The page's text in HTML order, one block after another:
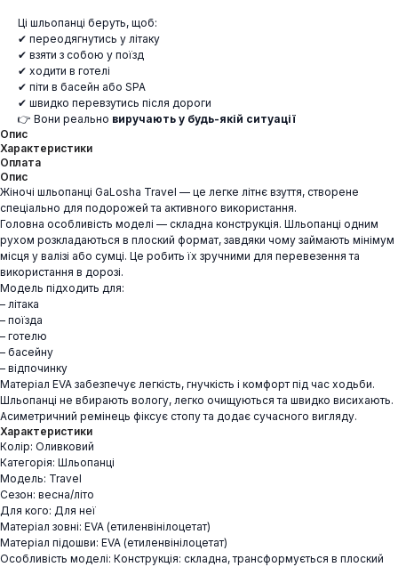
Ці шльопанці беруть, щоб:
✔ переодягнутись у літаку
✔ взяти з собою у поїзд
✔ ходити в готелі
✔ піти в басейн або SPA
✔ швидко перевзутись після дороги
👉 Вони реально виручають у будь-якій ситуації
Опис
Характеристики
Оплата
Опис
Жіночі шльопанці GaLosha Travel — це легке літнє взуття, створене
спеціально для подорожей та активного використання.
Головна особливість моделі — складна конструкція. Шльопанці одним
рухом розкладаються в плоский формат, завдяки чому займають мінімум
місця у валізі або сумці. Це робить їх зручними для перевезення та
використання в дорозі.
Модель підходить для:
– літака
– поїзда
– готелю
– басейну
– відпочинку
Матеріал EVA забезпечує легкість, гнучкість і комфорт під час ходьби.
Шльопанці не вбирають вологу, легко очищуються та швидко висихають.
Асиметричний ремінець фіксує стопу та додає сучасного вигляду.
Характеристики
Колір: Оливковий
Категорія: Шльопанці
Модель: Travel
Сезон: весна/літо
Для кого: Для неї
Матеріал зовні: EVA (етиленвінілоцетат)
Матеріал підошви: EVA (етиленвінілоцетат)
Особливість моделі: Конструкція: складна, трансформується в плоский